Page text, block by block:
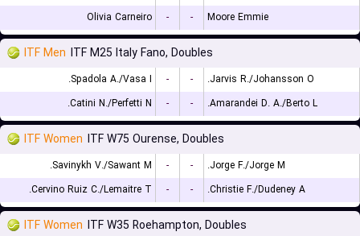
Olivia Carneiro
- - Moore Emmie
ITF Men ITF M25 Italy Fano, Doubles
Spadola A./Vasa I. - -
Jarvis R./Johansson O.
Catini N./Perfetti N.
- - Amarandei D. A./Berto L.
ITF Women ITF W75 Ourense, Doubles
Savinykh V./Sawant M. - -
Jorge F./Jorge M.
Cervino Ruiz C./Lemaitre T.
- - Christie F./Dudeney A.
ITF Women ITF W35 Roehampton, Doubles